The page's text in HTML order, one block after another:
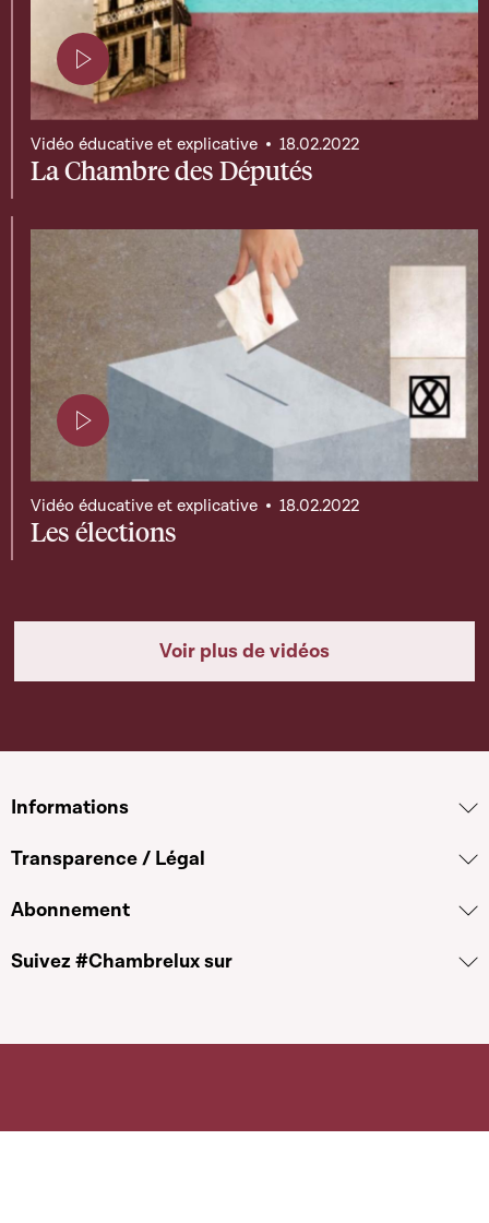
Page contenant une vidéo
La Chambre des Députés
Vidéo éducative et explicative 18.02.2022
Les élections
Vidéo éducative et explicative 18.02.2022
Voir plus de vidéos
Informations
Transparence / Légal
Abonnement
Suivez #Chambrelux sur